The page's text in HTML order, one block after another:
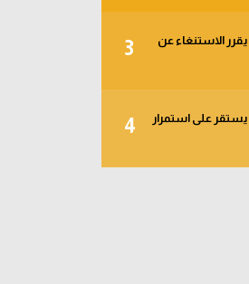
3
الاستنغاء عن
4
يستقر على استمرار